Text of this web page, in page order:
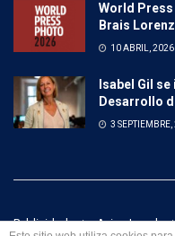
World
Brais
10 ABRIL, 2026
Isabel Gil
Desarrollo
3
Publicidad Aviso Legal